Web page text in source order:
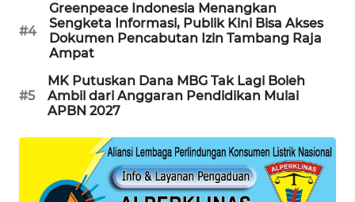
#4
Greenpeace Indonesia Menangkan
Sengketa Informasi, Publik Kini Bisa Akses
Dokumen Pencabutan Izin Tambang Raja
Ampat
#5
MK Putuskan Dana MBG Tak Lagi Boleh
Ambil dari Anggaran Pendidikan Mulai
APBN 2027
FISUELRI
ID
ENERGI
NEWS